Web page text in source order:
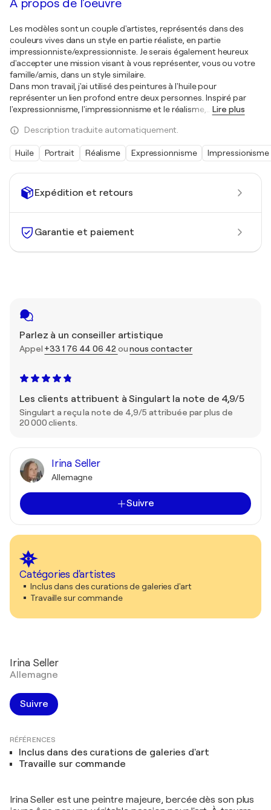
Expédition et retours
Garantie et paiement
Parlez à un conseiller artistique
Appel +33 1 76 44 06 42ounous contacter
Les clients attribuent à Singulart la note de 4,9/5
Singulart a reçu la note de 4,9/5 attribuée par plus de
20 000 clients.
Irina Seller
Allemagne
Suivre
Catégories d'artistes
Inclus dans des curations de galeries d'art
Travaille sur commande
À propos de l'oeuvre
Les modèles sont un couple d'artistes, représentés dans des
couleurs vives dans un style en partie réaliste, en partie
impressionniste/expressionniste. Je serais également heureux
d'accepter une mission visant à vous représenter, vous ou votre
famille/amis, dans un style similaire.
Dans mon travail, j'ai utilisé des peintures à l'huile pour
représenter un lien profond entre deux personnes. Inspiré par
l'expressionnisme, l'impressionnisme et le réalisme,… Lire plus
Description traduite automatiquement.
Huile Portrait Réalisme Expressionnisme Impressionisme
Irina Seller
Allemagne
Suivre
RÉFÉRENCES
Inclus dans des curations de galeries d'art
Travaille sur commande
Irina Seller est une peintre majeure, bercée dès son plus